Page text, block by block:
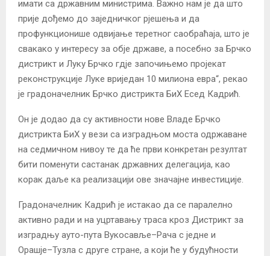
имати са државним министрима. Важно нам је да што
прије дођемо до заједничког рјешења и да
профункционише одвијање теретног саобраћаја, што је
свакако у интересу за обје државе, а посебно за Брчко
дистрикт и Луку Брчко гдје започињемо пројекат
реконструкције Луке вриједан 10 милиона евра“, рекао
је градоначелник Брчко дистрикта БиХ Есед Кадрић.
Он је додао да су активности нове Владе Брчко
дистрикта БиХ у вези са изградњом моста одржаване
на седмичном нивоу те да ће први конкретан резултат
бити поменути састанак државних делегација, као
корак даље ка реализацији ове значајне инвестиције.
Градоначелник Кадрић је истакао да се паралелно
активно ради и на уцртавању траса кроз Дистрикт за
изградњу ауто-пута Вукосавље–Рача с једне и
Орашје–Тузла с друге стране, а који ће у будућности